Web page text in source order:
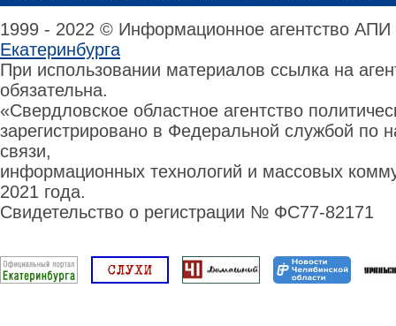
1999 - 2022 © Информационное агентство
Екатеринбурга
При использовании материалов ссылка на
обязательна.
«Свердловское областное агентство
зарегистрировано в Федеральной службой по
связи,
информационных технологий и массовых
2021 года.
Свидетельство о регистрации № ФС77-82171